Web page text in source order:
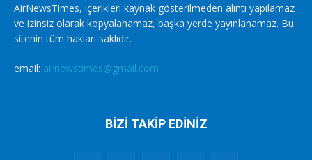
AirNewsTimes, içerikleri kaynak gösterilmeden alıntı yapılamaz
ve izinsiz olarak kopyalanamaz, başka yerde yayınlanamaz. Bu
sitenin tüm hakları saklıdır.
email: airnewstimes@gmail.com
BİZİ TAKİP EDİNİZ